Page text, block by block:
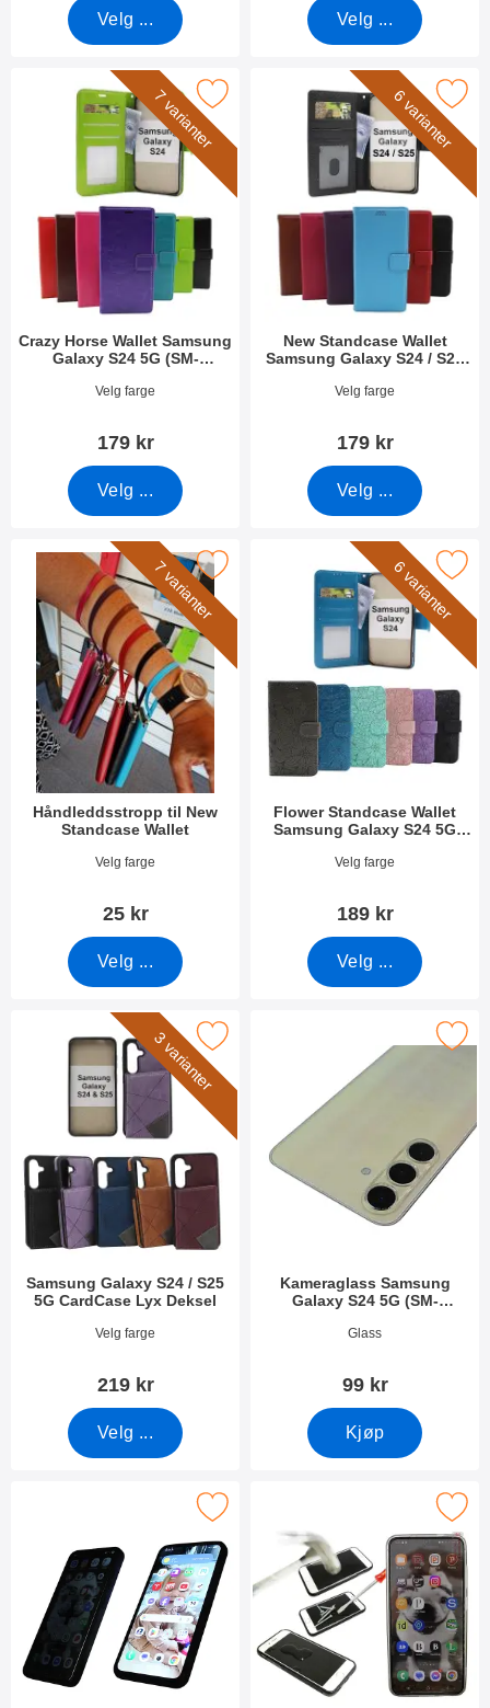
Velg ... Velg ...
7 varianter
Crazy Horse Wallet Samsung
Galaxy S24 5G (SM-
Varenummer 49898
Velg farge
179 kr
Velg ...
Wallet Samsung Galaxy S24 5G (SM-S921B/DS) som
6 varianter
New Standcase Wallet
Samsung Galaxy S24 / S25
Varenummer 49884
Velg farge
179 kr
Velg ...
Merk new Standcase Wallet Samsung
7 varianter
Håndleddsstropp til New
Standcase Wallet
Varenummer 40789
Velg farge
25 kr
Velg ...
håndleddsstropp til New Standcase Wallet som favoritt
6 varianter
Flower Standcase Wallet
Samsung Galaxy S24 5G
Varenummer 49878
Velg farge
189 kr
Velg ...
Merk flower Standcase Wallet Samsung
3 varianter
Samsung Galaxy S24 / S25
5G CardCase Lyx Deksel
Varenummer 54420
Velg farge
219 kr
Velg ...
Galaxy S24 / S25 5G CardCase Lyx Deksel som favoritt
Kameraglass Samsung
Galaxy S24 5G (SM-
Varenummer 49894
Glass
99 kr
Kjøp
Merk kameraglass Samsung Galaxy
i herdet glass Samsung Galaxy S24 5G som
Merk full Frame Skjermbeskyttelse av glass